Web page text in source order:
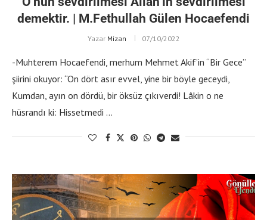
demektir. | M.Fethullah Gülen Hocaefendi
Yazar Mizan 07/10/2022
-Muhterem Hocaefendi, merhum Mehmet Akif’in “Bir Gece”
şiirini okuyor: “On dört asır evvel, yine bir böyle geceydi,
Kumdan, ayın on dördü, bir öksüz çıkıverdi! Lâkin o ne
hüsrandı ki: Hissetmedi …